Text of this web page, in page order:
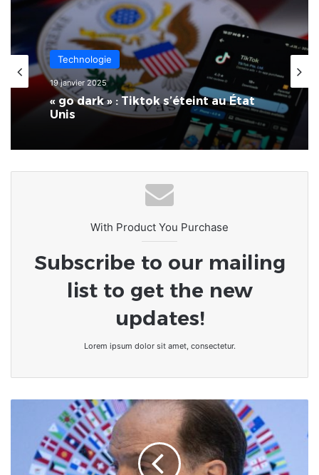
Technologie
19 janvier 2025
« go dark » : Tiktok s’éteint au État
Unis
With Product You Purchase
Subscribe to our mailing
list to get the new
updates!
Lorem ipsum dolor sit amet, consectetur.
Banque